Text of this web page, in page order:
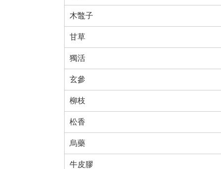
木鼈子
甘草
獨活
玄參
柳枝
松香
烏藥
牛皮膠